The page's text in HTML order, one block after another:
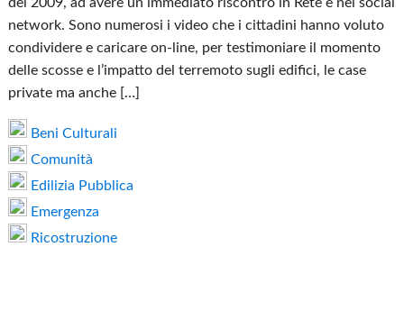
network. Sono numerosi i video che i cittadini hanno voluto
condividere e caricare on-line, per testimoniare il momento
delle scosse e l’impatto del terremoto sugli edifici, le case
private ma anche […]
Beni Culturali
Comunità
Edilizia Pubblica
Emergenza
Ricostruzione